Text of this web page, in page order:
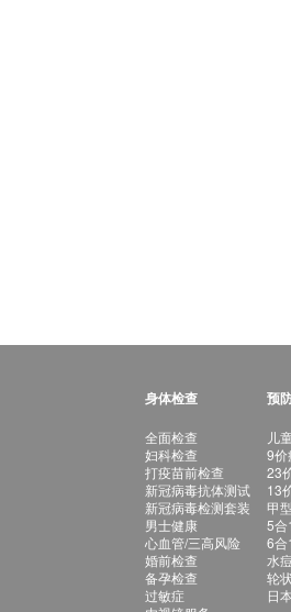
身体检查
全面检查
妇科检查
打疫苗前检查
新冠病毒抗体测试
新冠病毒检测套装
男士健康
心血管/三高风险
婚前检查
备孕检查
过敏症
预
儿
9价
23
13
甲
5合
6合
水
轮
日